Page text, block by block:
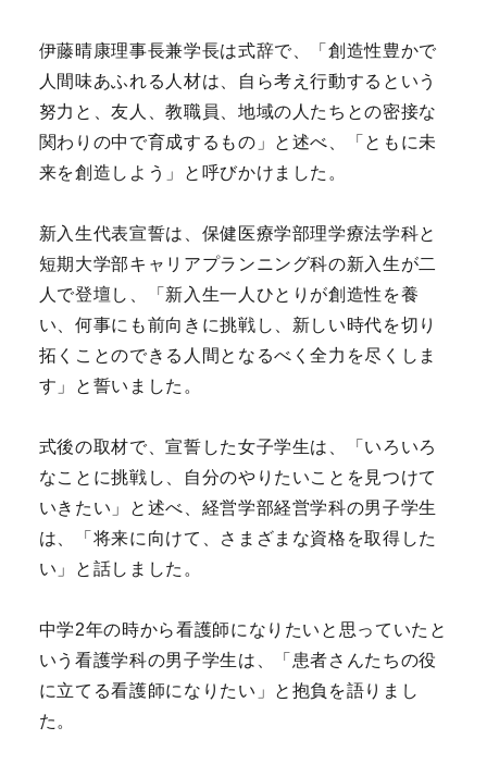
伊藤晴康理事長兼学長は式辞で、「創造性豊かで
人間味あふれる人材は、自ら考え行動するという
努力と、友人、教職員、地域の人たちとの密接な
関わりの中で育成するもの」と述べ、「ともに未
来を創造しよう」と呼びかけました。
新入生代表宣誓は、保健医療学部理学療法学科と
短期大学部キャリアプランニング科の新入生が二
人で登壇し、「新入生一人ひとりが創造性を養
い、何事にも前向きに挑戦し、新しい時代を切り
拓くことのできる人間となるべく全力を尽くしま
す」と誓いました。
式後の取材で、宣誓した女子学生は、「いろいろ
なことに挑戦し、自分のやりたいことを見つけて
いきたい」と述べ、経営学部経営学科の男子学生
は、「将来に向けて、さまざまな資格を取得した
い」と話しました。
中学2年の時から看護師になりたいと思っていたと
いう看護学科の男子学生は、「患者さんたちの役
に立てる看護師になりたい」と抱負を語りまし
た。